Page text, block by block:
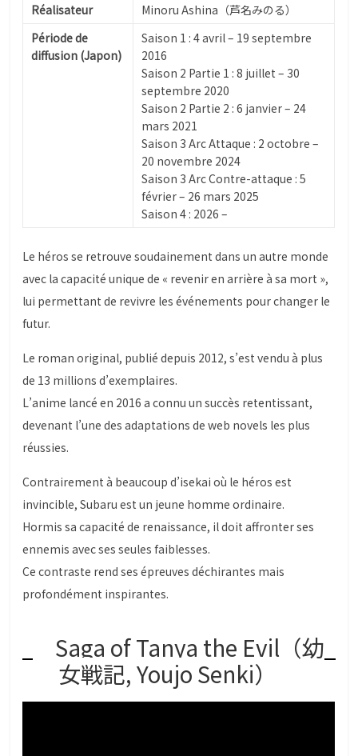
Réalisateur
Minoru Ashina（芦名みのる）
Période de
diffusion (Japon)
Saison 1 : 4 avril – 19 septembre
2016
Saison 2 Partie 1 : 8 juillet – 30
septembre 2020
Saison 2 Partie 2 : 6 janvier – 24
mars 2021
Saison 3 Arc Attaque : 2 octobre –
20 novembre 2024
Saison 3 Arc Contre-attaque : 5
février – 26 mars 2025
Saison 4 : 2026 –
Le héros se retrouve soudainement dans un autre monde
avec la capacité unique de « revenir en arrière à sa mort »,
lui permettant de revivre les événements pour changer le
futur.
Le roman original, publié depuis 2012, s’est vendu à plus
de 13 millions d’exemplaires.
L’anime lancé en 2016 a connu un succès retentissant,
devenant l’une des adaptations de web novels les plus
réussies.
Contrairement à beaucoup d’isekai où le héros est
invincible, Subaru est un jeune homme ordinaire.
Hormis sa capacité de renaissance, il doit affronter ses
ennemis avec ses seules faiblesses.
Ce contraste rend ses épreuves déchirantes mais
profondément inspirantes.
Saga of Tanya the Evil（幼
女戦記, Youjo Senki）